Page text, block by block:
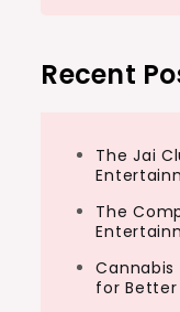
Recent
The Jai
The
Cannabis
for Better